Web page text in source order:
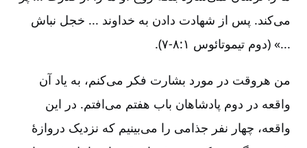
می‌کند. پس‌ از شهادت‌ دادن‌ به‌ خداوند ... خجل‌ نباش‌
...» (دوم‌ تیموتائوس‌ ۱:‏۷-۸).
من‌ هروقت‌ در مورد بشارت‌ فکر می‌کنم‌، به‌ یاد آن‌
واقعه‌ در دوم‌ پادشاهان‌ باب‌ هفتم‌ می‌افتم‌. در این‌
واقعه‌، چهار نفر جذامی‌ را می‌بینیم‌ که‌ نزدیک‌ دروازۀ‌